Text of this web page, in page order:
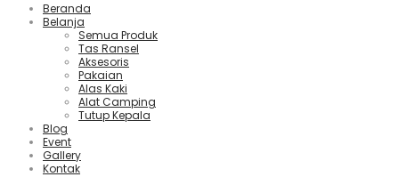
Beranda
Belanja
Semua Produk
Tas Ransel
Aksesoris
Pakaian
Alas Kaki
Alat Camping
Tutup Kepala
Blog
Event
Gallery
Kontak